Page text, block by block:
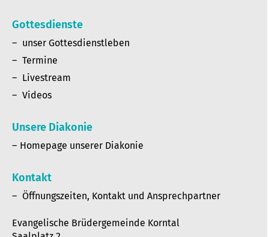
Gottesdienste
unser Gottesdienstleben
Termine
Livestream
Videos
Unsere Diakonie
Homepage unserer Diakonie
Kontakt
Öffnungszeiten, Kontakt und Ansprechpartner
Evangelische Brüdergemeinde Korntal